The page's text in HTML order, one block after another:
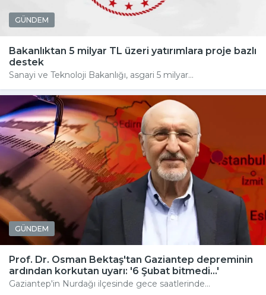
GÜNDEM
Bakanlıktan 5 milyar TL üzeri yatırımlara proje bazlı
destek
Sanayi ve Teknoloji Bakanlığı, asgari 5 milyar...
GÜNDEM
Prof. Dr. Osman Bektaş'tan Gaziantep depreminin
ardından korkutan uyarı: '6 Şubat bitmedi...'
Gaziantep'in Nurdağı ilçesinde gece saatlerinde...